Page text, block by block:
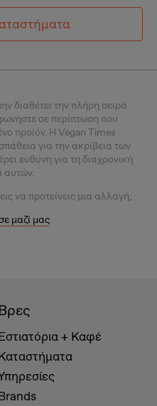
διαθέτει την πλήρη σειρά
σε περίπτωση που
προϊόν. Η Vegan Times
για την ακρίβεια των
ευθύνη για τη διαχρονική
αυτών.
να προτείνεις μια αλλαγή;
μαζί μας
Βρες
+ Καφέ